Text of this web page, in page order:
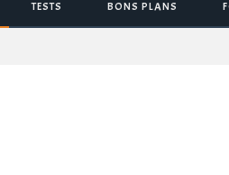
TESTS BONS PLANS